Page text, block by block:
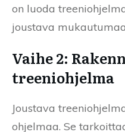
on luoda
joustava
Vaihe 2:
treeniohjelma
Joustava
ohjelmaa. Se